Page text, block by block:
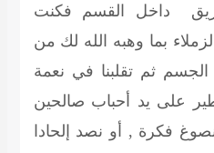
داخل القسم فكنت
بما وهبه الله لك من
ثم تقلبنا في نعمة
على يد أحباب صالحين
فكرة , أو نصد إلحادا